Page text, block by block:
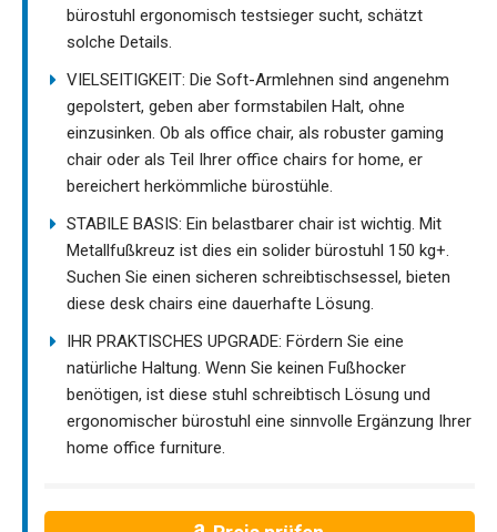
bürostuhl ergonomisch testsieger sucht, schätzt
solche Details.
VIELSEITIGKEIT: Die Soft-Armlehnen sind angenehm
gepolstert, geben aber formstabilen Halt, ohne
einzusinken. Ob als office chair, als robuster gaming
chair oder als Teil Ihrer office chairs for home, er
bereichert herkömmliche bürostühle.
STABILE BASIS: Ein belastbarer chair ist wichtig. Mit
Metallfußkreuz ist dies ein solider bürostuhl 150 kg+.
Suchen Sie einen sicheren schreibtischsessel, bieten
diese desk chairs eine dauerhafte Lösung.
IHR PRAKTISCHES UPGRADE: Fördern Sie eine
natürliche Haltung. Wenn Sie keinen Fußhocker
benötigen, ist diese stuhl schreibtisch Lösung und
ergonomischer bürostuhl eine sinnvolle Ergänzung Ihrer
home office furniture.